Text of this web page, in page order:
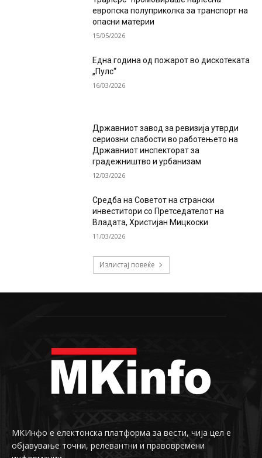
европска полуприколка за транспорт на
опасни материи
15/05/2026
Една година од пожарот во дискотеката
„Пулс“
16/03/2026
Државниот завод за ревизија утврди
сериозни слабости во работењето на
Државниот инспекторат за
градежништво и урбанизам
12/03/2026
Средба на Советот на странски
инвеститори со Претседателот на
Владата, Христијан Мицкоски
11/03/2026
Излистај повеќе
МКИнфо е електонска платформа за вести, чија цел е
објавување точни, релевантни и правовремени